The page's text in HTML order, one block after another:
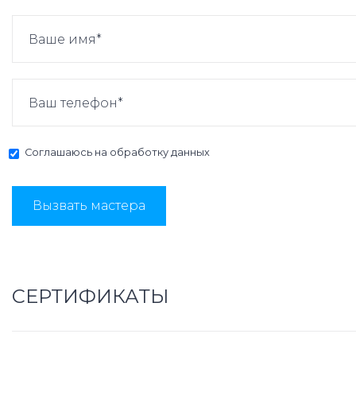
Соглашаюсь на обработку данных
Вызвать мастера
СЕРТИФИКАТЫ